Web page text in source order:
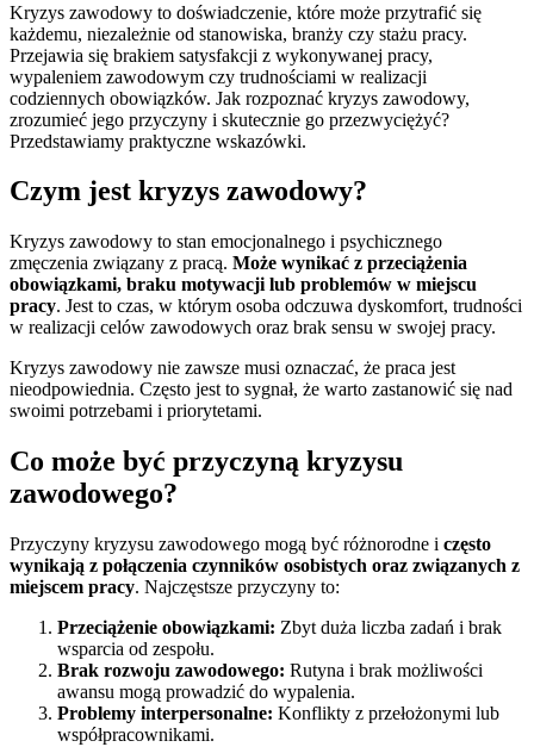
Kryzys zawodowy to doświadczenie, które może przytrafić się
każdemu, niezależnie od stanowiska, branży czy stażu pracy.
Przejawia się brakiem satysfakcji z wykonywanej pracy,
wypaleniem zawodowym czy trudnościami w realizacji
codziennych obowiązków. Jak rozpoznać kryzys zawodowy,
zrozumieć jego przyczyny i skutecznie go przezwyciężyć?
Przedstawiamy praktyczne wskazówki.
Czym jest kryzys zawodowy?
Kryzys zawodowy to stan emocjonalnego i psychicznego
zmęczenia związany z pracą. Może wynikać z przeciążenia
obowiązkami, braku motywacji lub problemów w miejscu
pracy. Jest to czas, w którym osoba odczuwa dyskomfort, trudności
w realizacji celów zawodowych oraz brak sensu w swojej pracy.
Kryzys zawodowy nie zawsze musi oznaczać, że praca jest
nieodpowiednia. Często jest to sygnał, że warto zastanowić się nad
swoimi potrzebami i priorytetami.
Co może być przyczyną kryzysu
zawodowego?
Przyczyny kryzysu zawodowego mogą być różnorodne i często
wynikają z połączenia czynników osobistych oraz związanych z
miejscem pracy. Najczęstsze przyczyny to:
Przeciążenie obowiązkami: Zbyt duża liczba zadań i brak
wsparcia od zespołu.
Brak rozwoju zawodowego: Rutyna i brak możliwości
awansu mogą prowadzić do wypalenia.
Problemy interpersonalne: Konflikty z przełożonymi lub
współpracownikami.